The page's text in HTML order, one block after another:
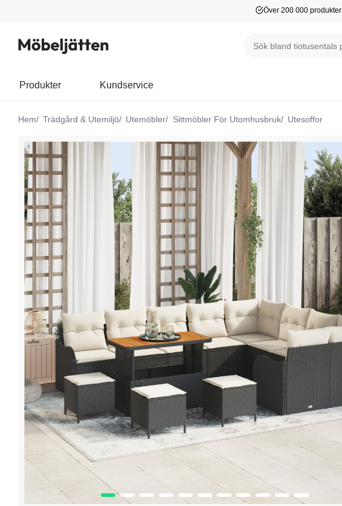
Över 200 000 produkter
Produkter Kundservice
Hem Trädgård & Utemiljö Utemöbler Sittmöbler För Utomhusbruk Utesoffor